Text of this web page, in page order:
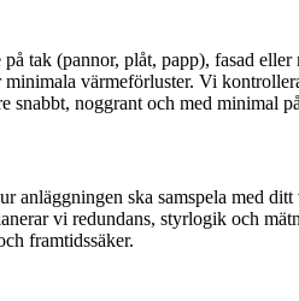
(pannor, plåt, papp), fasad
värmeförluster. Vi
noggrant och med minimal
ska samspela med
vi redundans, styrlogik och
framtidssäker.